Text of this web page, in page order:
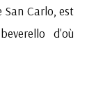
Carlo, est
d'où